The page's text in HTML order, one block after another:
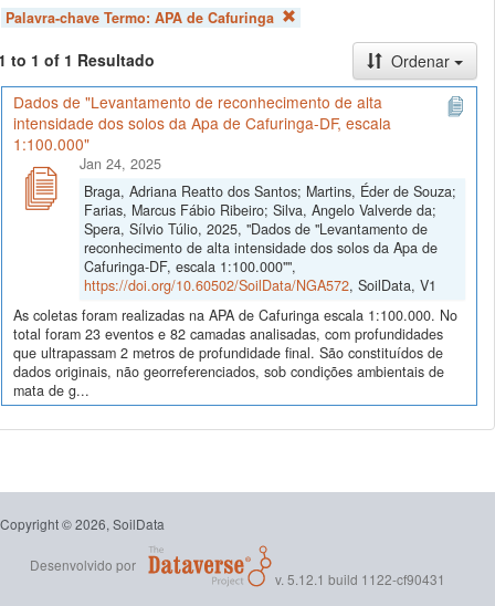
Palavra-chave Termo: APA de Cafuringa
to 1 of 1 Resultado
Ordenar
Dados de "Levantamento de reconhecimento de alta
intensidade dos solos da Apa de Cafuringa-DF, escala
1:100.000"
Jan 24, 2025
Braga, Adriana Reatto dos Santos; Martins, Éder de Souza;
Farias, Marcus Fábio Ribeiro; Silva, Angelo Valverde da;
Spera, Sílvio Túlio, 2025, "Dados de "Levantamento de
reconhecimento de alta intensidade dos solos da Apa de
Cafuringa-DF, escala 1:100.000"",
https://doi.org/10.60502/SoilData/NGA572, SoilData, V1
As coletas foram realizadas na APA de Cafuringa escala 1:100.000. No
total foram 23 eventos e 82 camadas analisadas, com profundidades
que ultrapassam 2 metros de profundidade final. São constituídos de
dados originais, não georreferenciados, sob condições ambientais de
mata de g...
Copyright © 2026, SoilData
Desenvolvido por
v. 5.12.1 build 1122-cf90431